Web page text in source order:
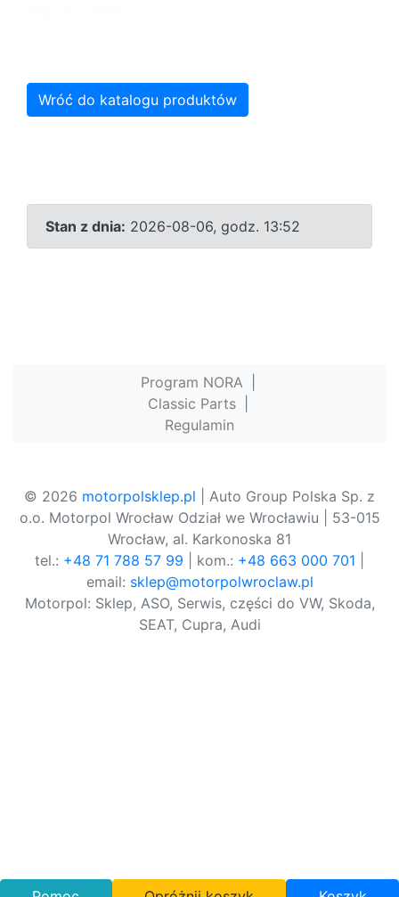
Wróć do katalogu produktów
Stan z dnia: 2026-08-06, godz. 13:52
Program NORA
Classic Parts
Regulamin
© 2026 motorpolsklep.pl | Auto Group Polska Sp. z
o.o. Motorpol Wrocław Odział we Wrocławiu | 53-015
Wrocław, al. Karkonoska 81
tel.: +48 71 788 57 99 | kom.: +48 663 000 701
email: sklep@motorpolwroclaw.pl
Motorpol: Sklep, ASO, Serwis, części do VW, Skoda,
SEAT, Cupra, Audi